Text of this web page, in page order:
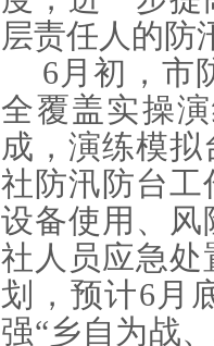
层责任人的防
6月初，市
全覆盖实操
成，演练模
社防汛防台工
设备使用、风
社人员应急处
划，预计6月
强“乡自为战